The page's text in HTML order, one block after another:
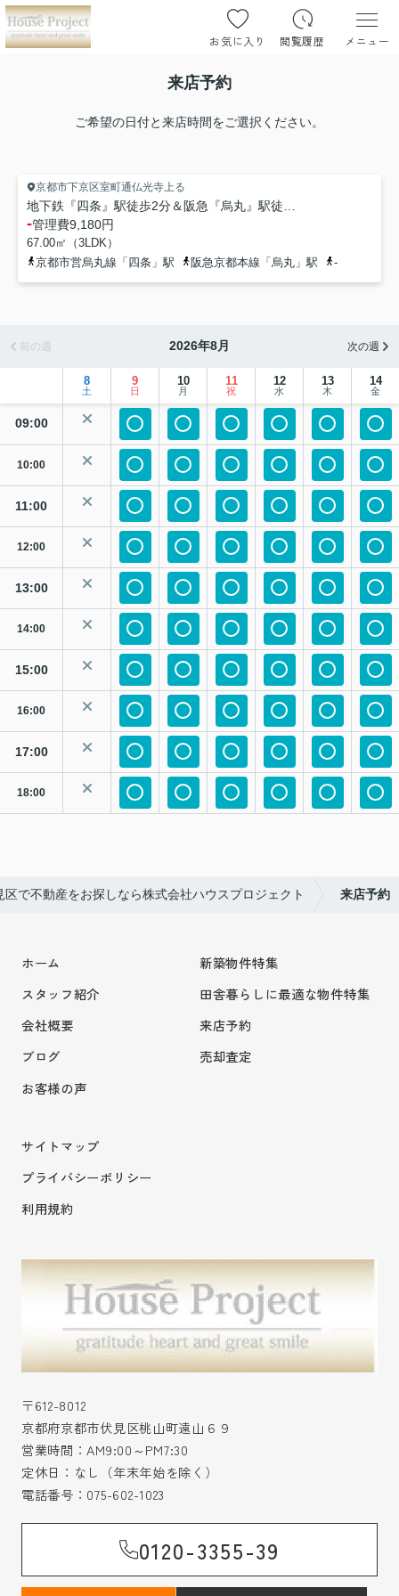
お気に入り 閲覧履歴 メニュー
来店予約
ご希望の日付と来店時間をご選択ください。
京都市下京区室町通仏光寺上る
-管理費9,180円
67.00㎡（3LDK）
京都市営烏丸線「四条」駅
阪急京都本線「烏丸」駅 -
前の週 2026年8月 次の週
8
土
9
日
10
月
11
祝
12
水
13
木
14
金
09:00
10:00
11:00
12:00
13:00
14:00
15:00
16:00
17:00
18:00
区で不動産をお探しなら株式会社ハウスプロジェクト 来店予約
ホーム
スタッフ紹介
会社概要
ブログ
お客様の声
新築物件特集
田舎暮らしに最適な物件特集
来店予約
売却査定
サイトマップ
プライバシーポリシー
利用規約
〒612-8012
京都府京都市伏見区桃山町遠山６９
営業時間：AM9:00～PM7:30
定休日：なし（年末年始を除く）
電話番号： 075-602-1023
0120-3355-39